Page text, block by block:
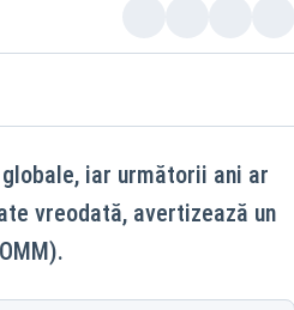
iar următorii ani ar
vreodată, avertizează un